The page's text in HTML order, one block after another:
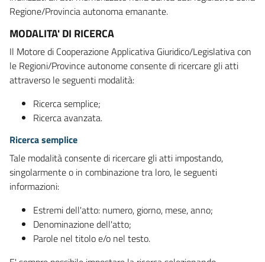
Regione/Provincia autonoma emanante.
MODALITA' DI RICERCA
Il Motore di Cooperazione Applicativa Giuridico/Legislativa con
le Regioni/Province autonome consente di ricercare gli atti
attraverso le seguenti modalità:
Ricerca semplice;
Ricerca avanzata.
Ricerca semplice
Tale modalità consente di ricercare gli atti impostando,
singolarmente o in combinazione tra loro, le seguenti
informazioni:
Estremi dell'atto: numero, giorno, mese, anno;
Denominazione dell'atto;
Parole nel titolo e/o nel testo.